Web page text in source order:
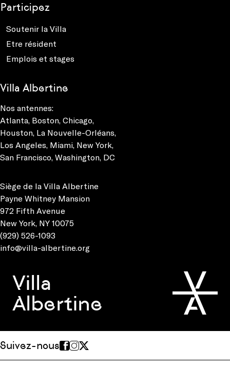
Participez
Soutenir la Villa
Etre résident
Emplois et stages
Villa Albertine
Nos antennes:
Atlanta, Boston, Chicago,
Houston, La Nouvelle-Orléans,
Los Angeles, Miami, New York,
San Francisco, Washington, DC
Siège de la Villa Albertine
Payne Whitney Mansion
972 Fifth Avenue
New York, NY 10075
(929) 526-1093
info@villa-albertine.org
Villa
Albertine
Suivez-nous